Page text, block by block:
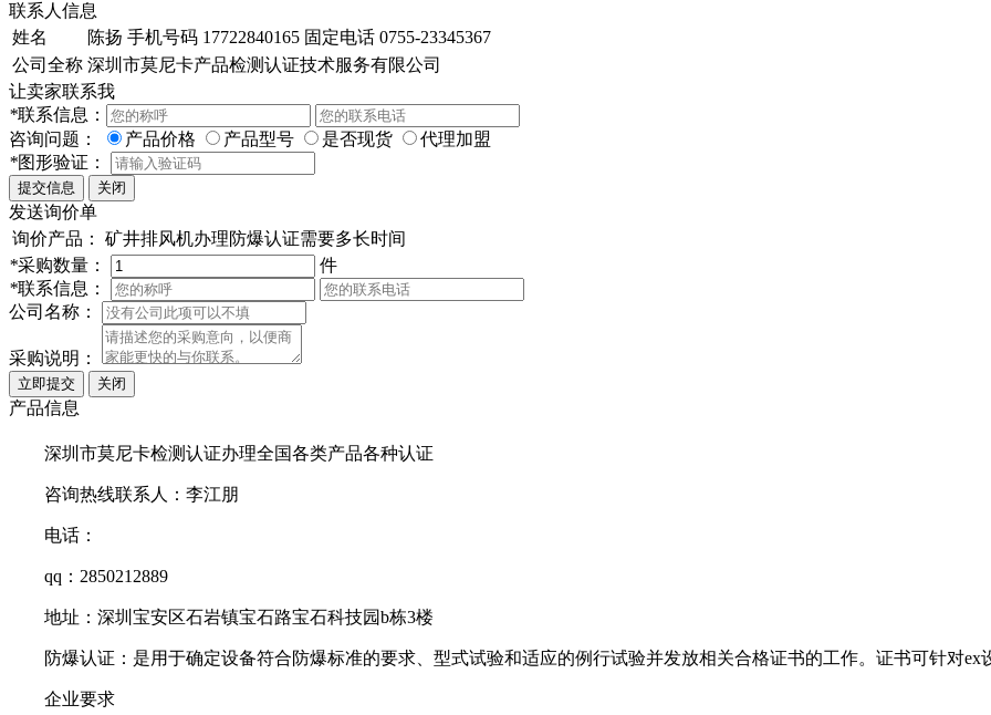
联系人信息
姓名
陈扬 手机号码 17722840165 固定电话 0755-23345367
公司全称 深圳市莫尼卡产品检测认证技术服务有限公司
让卖家联系我
*联系信息：
咨询问题：
产品价格 产品型号 是否现货
代理加盟
*图形验证：
发送询价单
询价产品：
矿井排风机办理防爆认证需要多长时间
*采购数量：
件
*联系信息：
公司名称：
采购说明：
产品信息
深圳市莫尼卡检测认证办理全国各类产品各种认证
咨询热线联系人：李江朋
电话：
qq：2850212889
地址：深圳宝安区石岩镇宝石路宝石科技园b栋3楼
防爆认证：是用于确定设备符合防爆标准的要求、型式试验和适应的例行试验并发放相关合格证书的工作。证书可针对ex设
企业要求